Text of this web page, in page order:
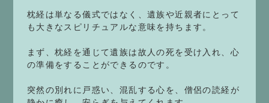
枕経は単なる儀式ではなく、遺族や近親者にとって
も大きなスピリチュアルな意味を持ちます。
まず、枕経を通じて遺族は故人の死を受け入れ、心
の準備をすることができるのです。
突然の別れに戸惑い、混乱する心を、僧侶の読経が